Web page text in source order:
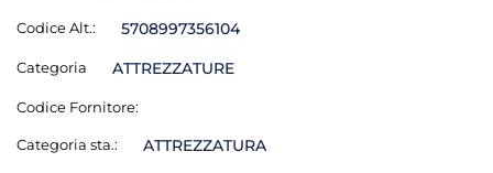
Codice Alt.: 5708997356104
Categoria ATTREZZATURE
Codice Fornitore:
Categoria sta.: ATTREZZATURA